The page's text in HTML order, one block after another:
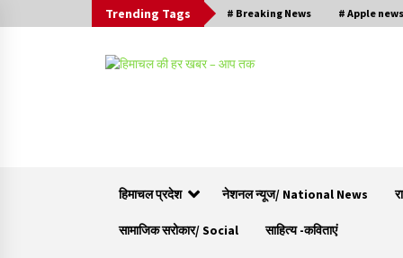
Trending Tags # Breaking News # Apple news
हिमाचल प्रदेश नेशनल न्यूज/ National News
सामाजिक सरोकार/ Social साहित्य -कविताएं